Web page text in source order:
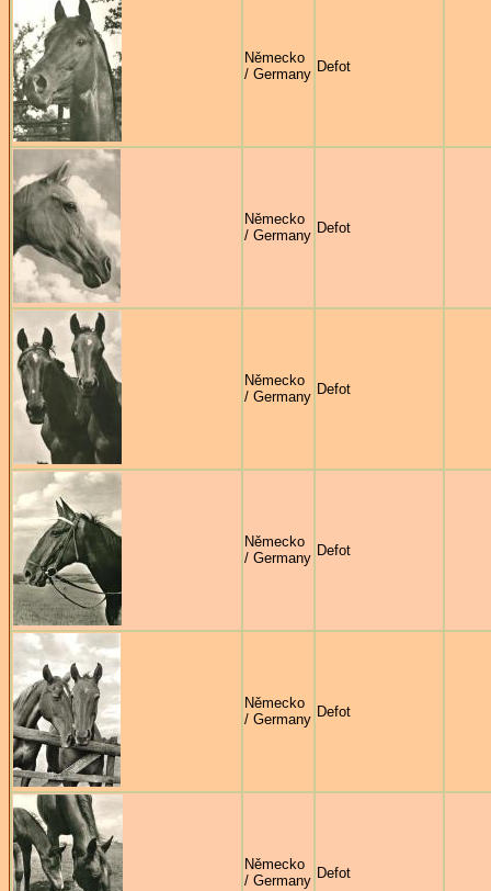
Německo
/ Germany Defot
Německo
/ Germany Defot
Německo
/ Germany Defot
Německo
/ Germany Defot
Německo
/ Germany Defot
Německo
/ Germany Defot